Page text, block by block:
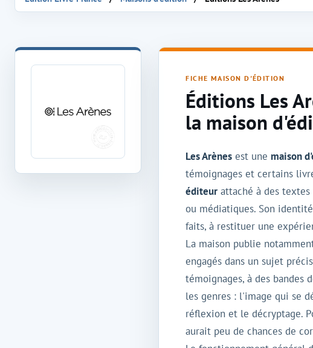
Maison d'édition Les Arènes
FICHE MAISON D'ÉDITION
Éditions Les
la maison
Les Arènes est une maison
témoignages et certains
éditeur attaché à des
ou médiatiques. Son
faits, à restituer une
La maison publie
engagés dans un sujet
témoignages, à des bandes
les genres : l'image qui se
réflexion et le décryptage.
aurait peu de chances de